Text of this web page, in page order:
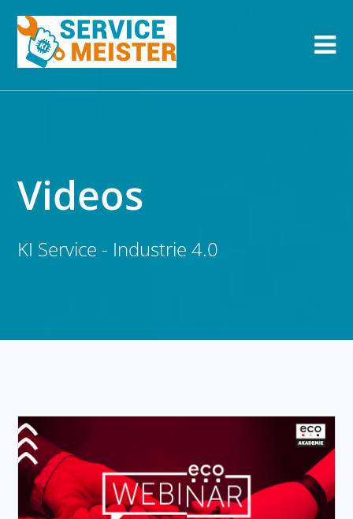
Videos
KI Service - Industrie 4.0